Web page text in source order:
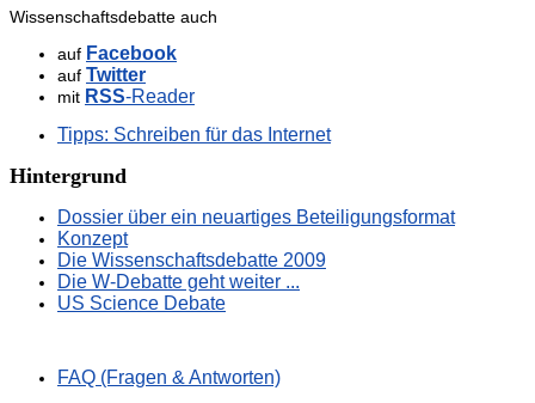
Wissenschaftsdebatte auch
auf Facebook
auf Twitter
mit RSS-Reader
Tipps: Schreiben für das Internet
Hintergrund
Dossier über ein neuartiges Beteiligungsformat
Konzept
Die Wissenschaftsdebatte 2009
Die W-Debatte geht weiter ...
US Science Debate
FAQ (Fragen & Antworten)